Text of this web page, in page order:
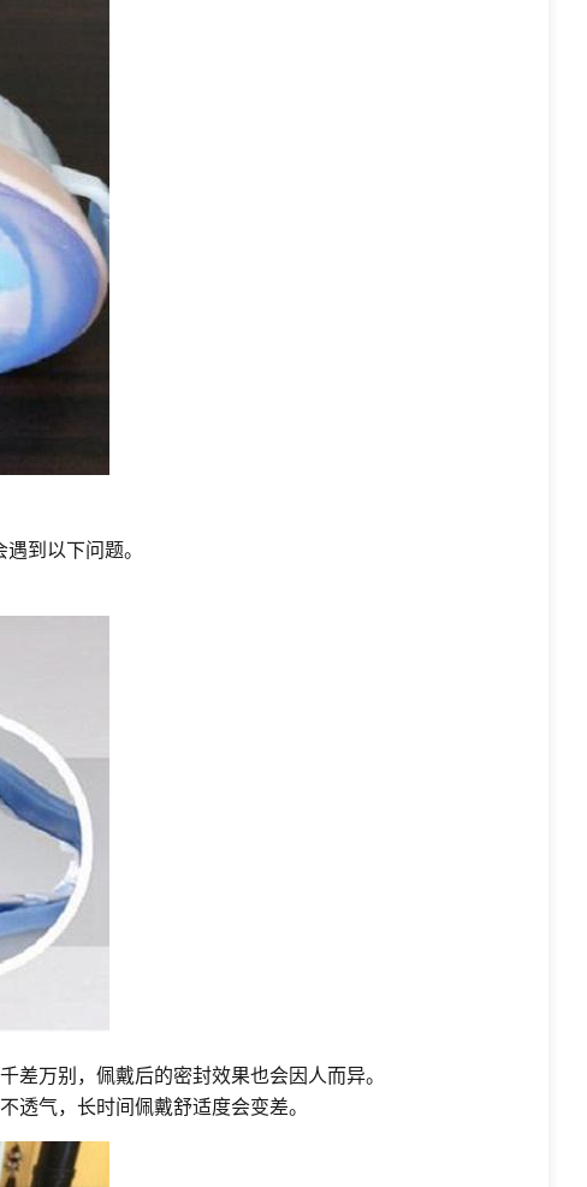
到以下问题。
万别，佩戴后的密封效果也会因人而异。
气，长时间佩戴舒适度会变差。